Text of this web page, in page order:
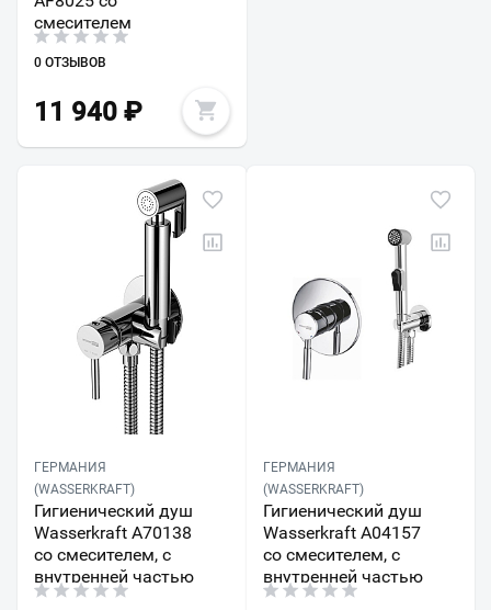
смесителем
0 ОТЗЫВОВ
11 940 ₽
ГЕРМАНИЯ
(WASSERKRAFT)
Гигиенический душ
Wasserkraft A70138
со смесителем, с
внутренней частью
ГЕРМАНИЯ
(WASSERKRAFT)
Гигиенический душ
Wasserkraft A04157
со смесителем, с
внутренней частью